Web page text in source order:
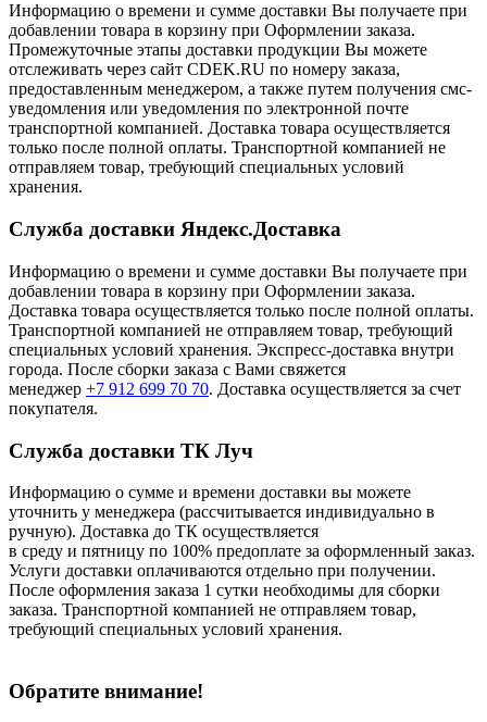
Информацию о времени и сумме доставки Вы получаете при
добавлении товара в корзину при Оформлении заказа.
Промежуточные этапы доставки продукции Вы можете
отслеживать через сайт CDEK.RU по номеру заказа,
предоставленным менеджером, а также путем получения смс-
уведомления или уведомления по электронной почте
транспортной компанией. Доставка товара осуществляется
только после полной оплаты. Транспортной компанией не
отправляем товар, требующий специальных условий
хранения.
Служба доставки Яндекс.Доставка
Информацию о времени и сумме доставки Вы получаете при
добавлении товара в корзину при Оформлении заказа.
Доставка товара осуществляется только после полной оплаты.
Транспортной компанией не отправляем товар, требующий
специальных условий хранения. Экспресс-доставка внутри
города. После сборки заказа с Вами свяжется
менеджер +7 912 699 70 70. Доставка осуществляется за счет
покупателя.
Служба доставки ТК Луч
Информацию о сумме и времени доставки вы можете
уточнить у менеджера (рассчитывается индивидуально в
ручную). Доставка до ТК осуществляется
в среду и пятницу по 100% предоплате за оформленный заказ.
Услуги доставки оплачиваются отдельно при получении.
После оформления заказа 1 сутки необходимы для сборки
заказа. Транспортной компанией не отправляем товар,
требующий специальных условий хранения.
Обратите внимание!